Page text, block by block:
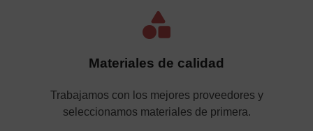
Materiales de calidad
Trabajamos con los mejores proveedores y
seleccionamos materiales de primera.